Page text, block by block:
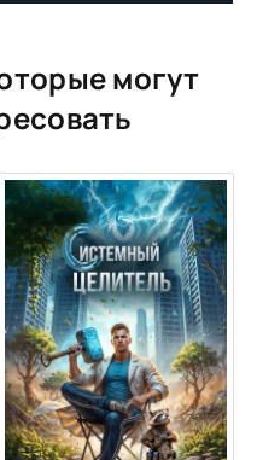
могут